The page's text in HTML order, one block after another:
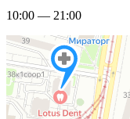
10:00 — 21:00